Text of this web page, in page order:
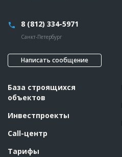
8 (812) 334-5971
Санкт-Петербург
Написать сообщение
База строящихся
объектов
Инвестпроекты
Call-центр
Тарифы